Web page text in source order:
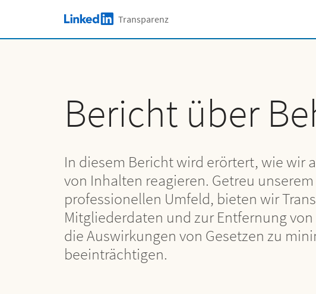
Skip to main content
LinkedIn LogoTransparenz
Anfragen zur Beseitigung von
UrheberrechtsverstößenBericht über
In diesem Bericht wird erörtert, wie wir
von Inhalten reagieren. Getreu
professionellen Umfeld, bieten wir
Mitgliederdaten und zur Entfernung
die Auswirkungen von Gesetzen zu
beeinträchtigen.